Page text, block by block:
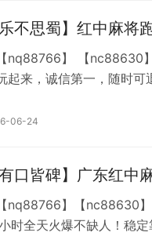
乐不思蜀】红中麻
nq88766】 【nc88630
起来，诚信第一，随时
上你可以打麻将，随时
06-24
有口皆碑】广东红中
nq88766】【nc88630】
时全天火爆不缺人！稳